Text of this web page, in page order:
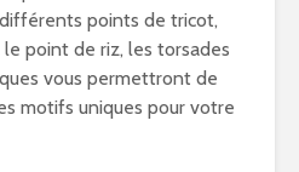
points de tricot,
le point de riz, les torsades
vous permettront de
motifs uniques pour votre